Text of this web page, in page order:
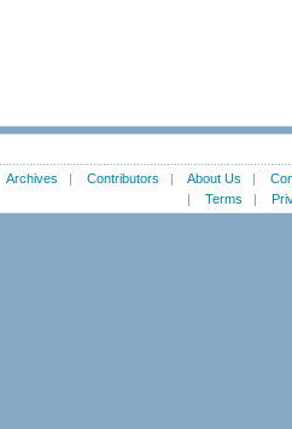
Archives | Contributors | About Us |
| Terms |